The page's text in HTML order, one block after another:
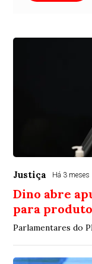
Justiça Há 3 meses
Dino abre
para
Parlamentares do